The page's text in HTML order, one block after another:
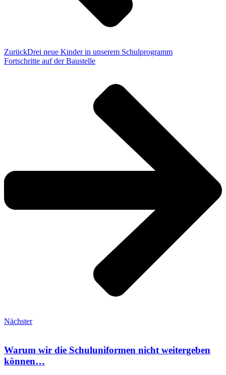
ZurückDrei neue Kinder in unserem Schulprogramm
Fortschritte auf der Baustelle
Nächster
Warum wir die Schuluniformen nicht weitergeben
können…